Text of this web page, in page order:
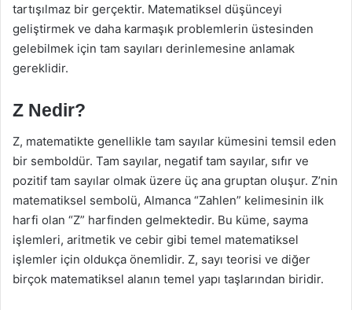
tartışılmaz bir gerçektir. Matematiksel düşünceyi
geliştirmek ve daha karmaşık problemlerin üstesinden
gelebilmek için tam sayıları derinlemesine anlamak
gereklidir.
Z Nedir?
Z, matematikte genellikle tam sayılar kümesini temsil eden
bir semboldür. Tam sayılar, negatif tam sayılar, sıfır ve
pozitif tam sayılar olmak üzere üç ana gruptan oluşur. Z’nin
matematiksel sembolü, Almanca “Zahlen” kelimesinin ilk
harfi olan “Z” harfinden gelmektedir. Bu küme, sayma
işlemleri, aritmetik ve cebir gibi temel matematiksel
işlemler için oldukça önemlidir. Z, sayı teorisi ve diğer
birçok matematiksel alanın temel yapı taşlarından biridir.